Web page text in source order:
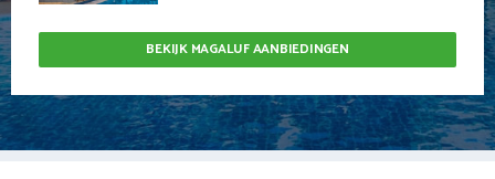
BEKIJK MAGALUF AANBIEDINGEN